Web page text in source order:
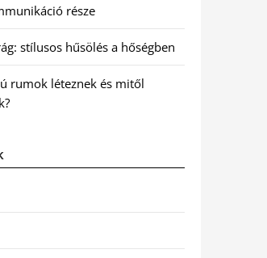
része
stílusos hűsölés a hőségben
rumok léteznek és mitől